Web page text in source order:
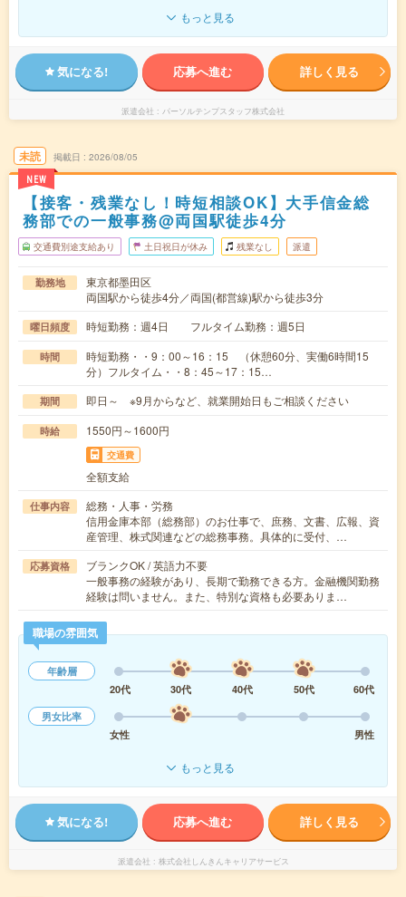
もっと見る
気になる! 応募へ進む 詳しく見る
派遣会社 パーソルテンプスタッフ株式会社
未読
NEW
掲載日 2026/08/05
【接客・残業なし！時短相談OK】大手信金総
務部での一般事務@両国駅徒歩4分
交通費別途支給あり 土日祝日が休み 残業なし 派遣
勤務地
東京都墨田区
両国駅から徒歩4分／両国(都営線)駅から徒歩3分
曜日頻度 時短勤務：週4日 フルタイム勤務：週5日
時間
時短勤務・・9：00～16：15 （休憩60分、実働6時間15
分）フルタイム・・8：45～17：15…
期間 即日～ ※9月からなど、就業開始日もご相談ください
時給 1550円～1600円
交通費
全額支給
仕事内容
総務・人事・労務
信用金庫本部（総務部）のお仕事で、庶務、文書、広報、資
産管理、株式関連などの総務事務。具体的に受付、…
応募資格
ブランクOK / 英語力不要
一般事務の経験があり、長期で勤務できる方。金融機関勤務
経験は問いません。また、特別な資格も必要ありま…
職場の雰囲気
年齢層
20代
30代 40代 50代
60代
男女比率
女性
男性
もっと見る
気になる! 応募へ進む 詳しく見る
派遣会社 株式会社しんきんキャリアサービス